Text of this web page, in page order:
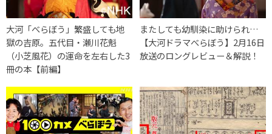
大河「べらぼう」繁盛しても地
獄の吉原。五代目・瀬川花魁
（小芝風花）の運命を左右した3
冊の本【前編】
またしても幼馴染に助けられ…
【大河ドラマべらぼう】2月16日
放送のロングレビュー＆解説！